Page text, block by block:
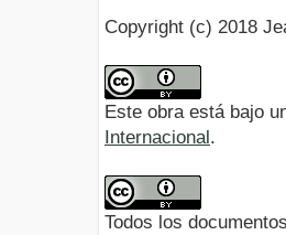
Copyright (c) 2018
Este obra está bajo
Internacional.
Todos los